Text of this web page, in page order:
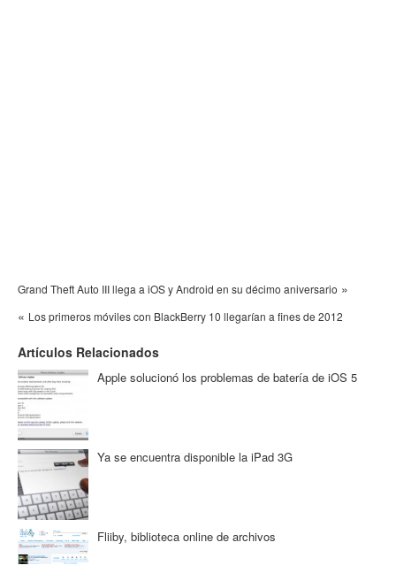
Grand Theft Auto III llega a iOS y Android en su décimo aniversario »
« Los primeros móviles con BlackBerry 10 llegarían a fines de 2012
Artículos Relacionados
Apple solucionó los problemas de batería de iOS 5
Ya se encuentra disponible la iPad 3G
Fliiby, biblioteca online de archivos